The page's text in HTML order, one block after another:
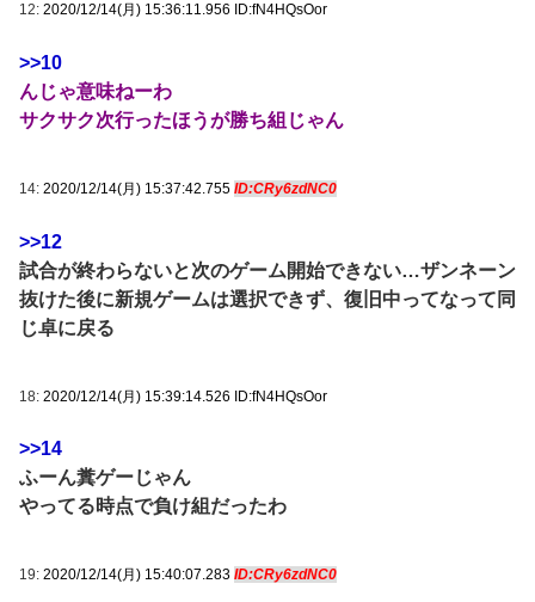
12: 2020/12/14(月) 15:36:11.956 ID:fN4HQsOor
>>10
んじゃ意味ねーわ
サクサク次行ったほうが勝ち組じゃん
14: 2020/12/14(月) 15:37:42.755 ID:CRy6zdNC0
>>12
試合が終わらないと次のゲーム開始できない…ザンネーン
抜けた後に新規ゲームは選択できず、復旧中ってなって同
じ卓に戻る
18: 2020/12/14(月) 15:39:14.526 ID:fN4HQsOor
>>14
ふーん糞ゲーじゃん
やってる時点で負け組だったわ
19: 2020/12/14(月) 15:40:07.283 ID:CRy6zdNC0